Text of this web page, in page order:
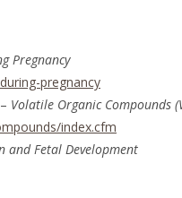
Pregnancy
pregnancy
– Volatile Organic Compounds
index.cfm
Fetal Development